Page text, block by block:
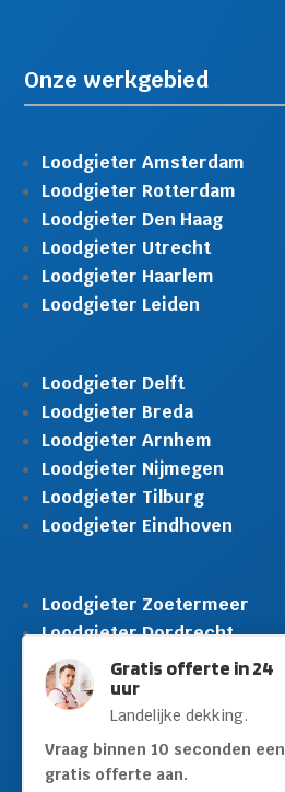
Gratis offerte in 24
uur
Landelijke dekking.
Vraag binnen 10 seconden een
gratis offerte aan.
Onze werkgebied
Loodgieter Amsterdam
Loodgieter Rotterdam
Loodgieter Den Haag
Loodgieter Utrecht
Loodgieter Haarlem
Loodgieter Leiden
Loodgieter Delft
Loodgieter Breda
Loodgieter Arnhem
Loodgieter Nijmegen
Loodgieter Tilburg
Loodgieter Eindhoven
Loodgieter Zoetermeer
Loodgieter Dordrecht
Loodgieter Rijswijk
Loodgieter Schiedam
Loodgieter Leidschendam
Loodgieter Hilversum